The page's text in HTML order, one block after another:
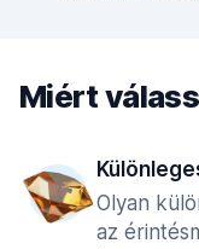
Miért
Olyan
az